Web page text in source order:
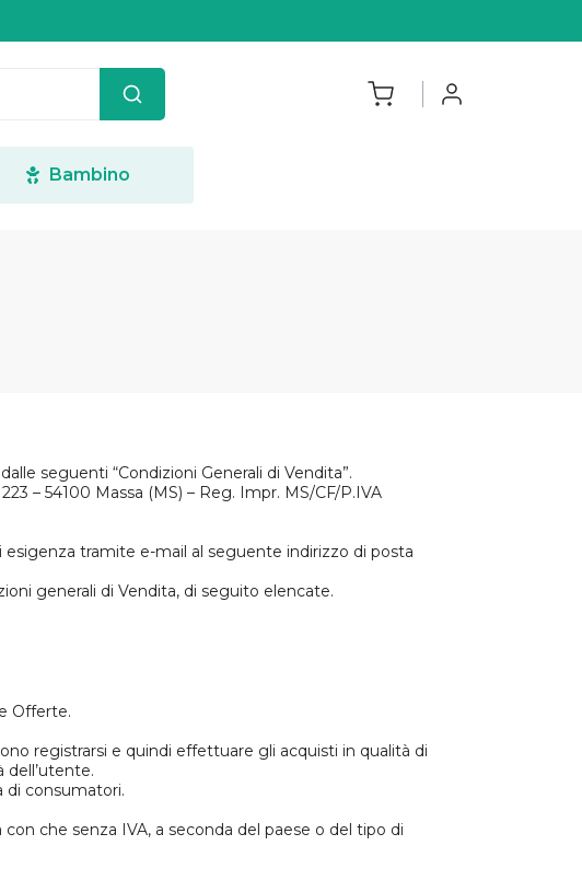
Bambino
seguenti “Condizioni Generali di Vendita”.
– 54100 Massa (MS) – Reg. Impr. MS/CF/P.IVA
tramite e-mail al seguente indirizzo di posta
generali di Vendita, di seguito elencate.
Offerte.
registrarsi e quindi effettuare gli acquisti in qualità di
dell’utente.
di consumatori.
che senza IVA, a seconda del paese o del tipo di